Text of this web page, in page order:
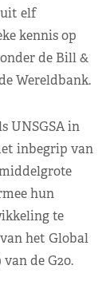
uit elf
kennis op
de Bill &
Wereldbank.
UNSGSA in
inbegrip van
hun
te
het Global
de G20.